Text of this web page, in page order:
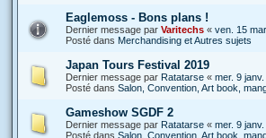
Eaglemoss - Bons plans !
Dernier message par Varitechs « ven. 15
Posté dans Merchandising et Autres sujets
Japan Tours Festival 2019
Dernier message par Ratatarse « mer. 9
Posté dans Salon, Convention, Art book,
Gameshow SGDF 2
Dernier message par Ratatarse « mer. 9 janv.
Posté dans Salon, Convention, Art book,